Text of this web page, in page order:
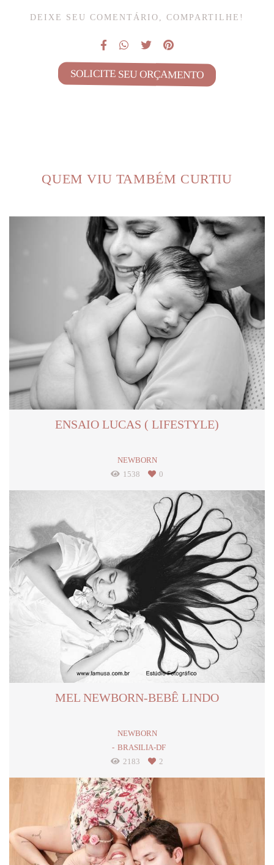
DEIXE SEU COMENTÁRIO, COMPARTILHE!
SOLICITE SEU ORÇAMENTO
QUEM VIU TAMBÉM CURTIU
ENSAIO LUCAS ( LIFESTYLE)
NEWBORN
1538
0
MEL NEWBORN-BEBÊ LINDO
NEWBORN
BRASILIA-DF
2183
2